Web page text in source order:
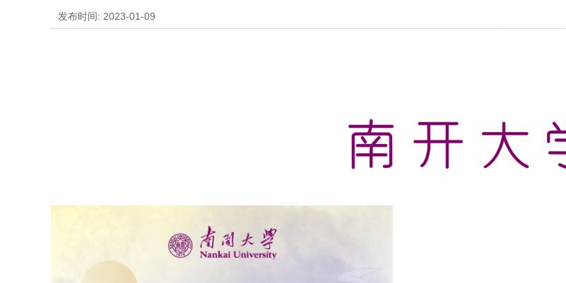
发布时间: 2023-01-09